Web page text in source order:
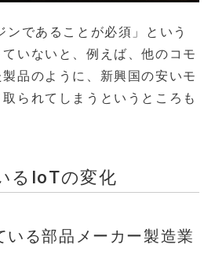
ンであることが必須」という
いないと、例えば、他のコモ
品のように、新興国の安いモ
られてしまうというところも
るIoTの変化
いる部品メーカー製造業